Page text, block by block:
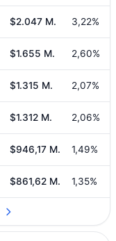
$2.047 M. 3,22%
$1.655 M. 2,60%
$1.315 M. 2,07%
$1.312 M. 2,06%
$946,17 M. 1,49%
$861,62 M. 1,35%